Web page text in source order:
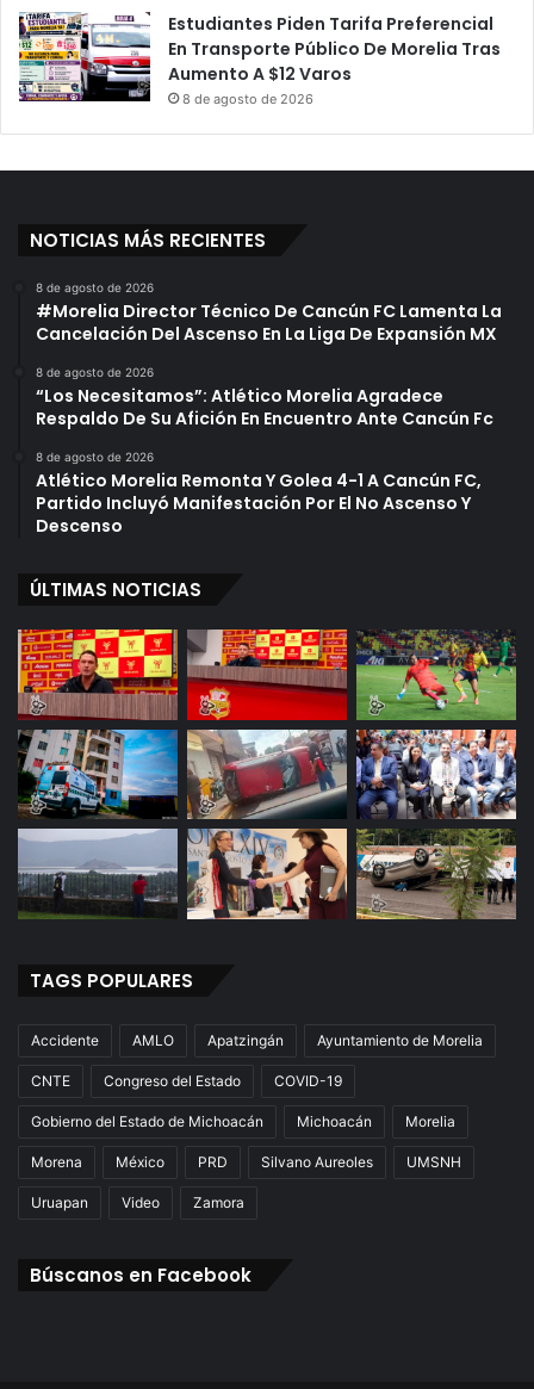
Estudiantes Piden Tarifa Preferencial
En Transporte Público De Morelia Tras
Aumento A $12 Varos
8 de agosto de 2026
NOTICIAS MÁS RECIENTES
8 de agosto de 2026
#Morelia Director Técnico De Cancún FC Lamenta La
Cancelación Del Ascenso En La Liga De Expansión MX
8 de agosto de 2026
“Los Necesitamos”: Atlético Morelia Agradece
Respaldo De Su Afición En Encuentro Ante Cancún Fc
8 de agosto de 2026
Atlético Morelia Remonta Y Golea 4-1 A Cancún FC,
Partido Incluyó Manifestación Por El No Ascenso Y
Descenso
ÚLTIMAS NOTICIAS
TAGS POPULARES
Accidente AMLO Apatzingán Ayuntamiento de Morelia
CNTE Congreso del Estado COVID-19
Gobierno del Estado de Michoacán Michoacán Morelia
Morena México PRD Silvano Aureoles UMSNH
Uruapan Video Zamora
Búscanos en Facebook